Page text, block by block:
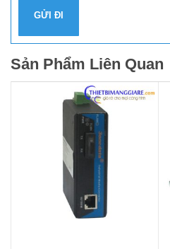
Sản Phẩm Liên Quan